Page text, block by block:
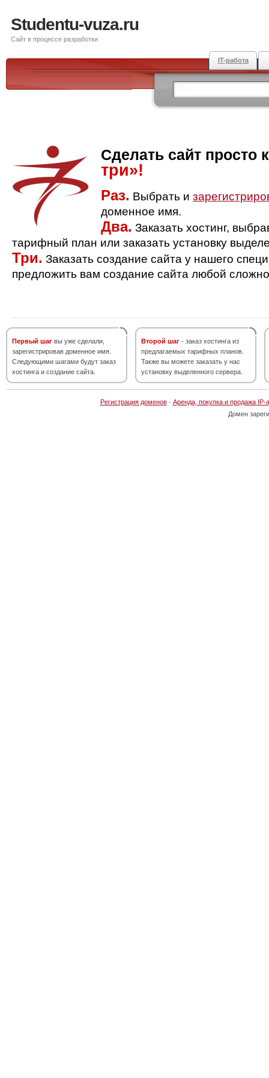
Studentu-vuza.ru
Сайт в процессе разработки
IT-работа
Сделать сайт просто
три»!
Раз. Выбрать и
доменное имя.
Два. Заказать хостинг,
тарифный план или заказать установку
Три. Заказать создание сайта у нашего
предложить вам создание сайта любой
Первый шаг вы уже сделали,
зарегистрировав доменное имя.
Следующими шагами будут заказ
хостинга и создание сайта.
Второй шаг - заказ хостинга из
предлагаемых тарифных планов.
Также вы можете заказать у нас
установку выделенного сервера.
Регистрация доменов· Аренда, покупка и продажа IP-
Домен